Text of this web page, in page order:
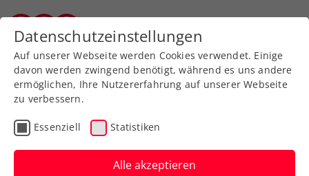
Zurück zur Newsübersicht
ITF Turniere
45. International Spring
Bowl: Behrmann erneut
Datenschutzeinstellungen
Auf unserer Webseite werden Cookies verwendet. Einige
davon werden zwingend benötigt, während es uns andere
ermöglichen, Ihre Nutzererfahrung auf unserer Webseite
zu verbessern.
Essenziell Statistiken
Alle akzeptieren